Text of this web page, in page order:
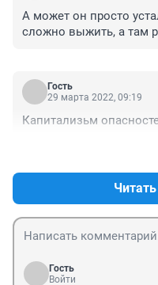
А может он просто
сложно выжить, а там
Гость
29 марта 2022, 09:19
Капитализьм
Гость
Войти